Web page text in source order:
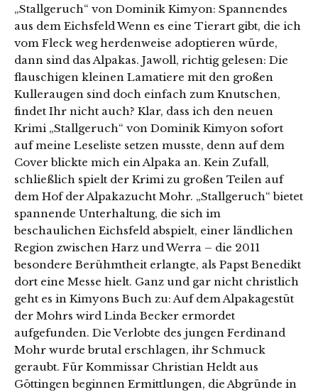
„Stallgeruch“ von Dominik Kimyon: Spannendes
aus dem Eichsfeld Wenn es eine Tierart gibt, die ich
vom Fleck weg herdenweise adoptieren würde,
dann sind das Alpakas. Jawoll, richtig gelesen: Die
flauschigen kleinen Lamatiere mit den großen
Kulleraugen sind doch einfach zum Knutschen,
findet Ihr nicht auch? Klar, dass ich den neuen
Krimi „Stallgeruch“ von Dominik Kimyon sofort
auf meine Leseliste setzen musste, denn auf dem
Cover blickte mich ein Alpaka an. Kein Zufall,
schließlich spielt der Krimi zu großen Teilen auf
dem Hof der Alpakazucht Mohr. „Stallgeruch“ bietet
spannende Unterhaltung, die sich im
beschaulichen Eichsfeld abspielt, einer ländlichen
Region zwischen Harz und Werra – die 2011
besondere Berühmtheit erlangte, als Papst Benedikt
dort eine Messe hielt. Ganz und gar nicht christlich
geht es in Kimyons Buch zu: Auf dem Alpakagestüt
der Mohrs wird Linda Becker ermordet
aufgefunden. Die Verlobte des jungen Ferdinand
Mohr wurde brutal erschlagen, ihr Schmuck
geraubt. Für Kommissar Christian Heldt aus
Göttingen beginnen Ermittlungen, die Abgründe in